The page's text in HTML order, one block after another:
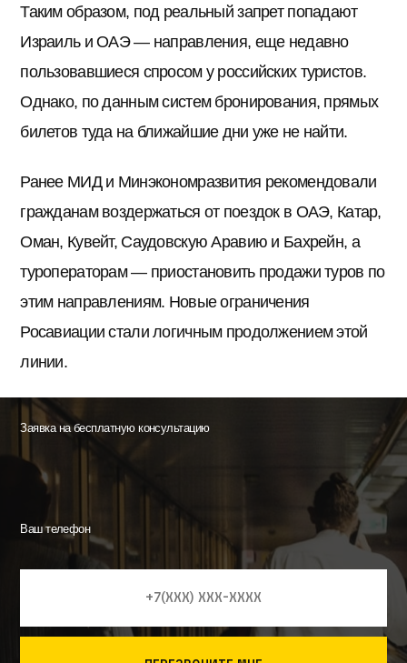
Таким образом, под реальный запрет попадают
Израиль и ОАЭ — направления, еще недавно
пользовавшиеся спросом у российских туристов.
Однако, по данным систем бронирования, прямых
билетов туда на ближайшие дни уже не найти.
Ранее МИД и Минэкономразвития рекомендовали
гражданам воздержаться от поездок в ОАЭ, Катар,
Оман, Кувейт, Саудовскую Аравию и Бахрейн, а
туроператорам — приостановить продажи туров по
этим направлениям. Новые ограничения
Росавиации стали логичным продолжением этой
линии.
Заявка на бесплатную консультацию
Ваш телефон